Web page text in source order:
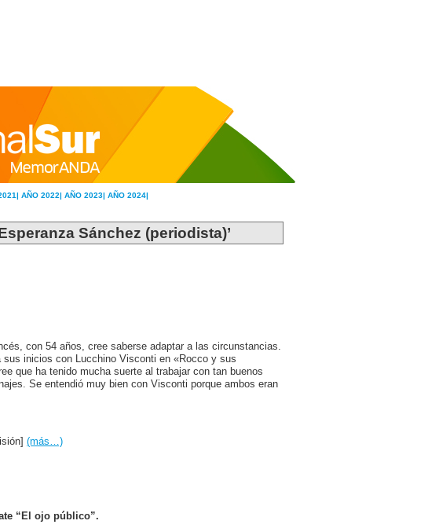
AÑO 2022| AÑO 2023| AÑO 2024|
Sánchez (periodista)’
con 54 años, cree saberse adaptar a las circunstancias.
inicios con Lucchino Visconti en «Rocco y sus
que ha tenido mucha suerte al trabajar con tan buenos
Se entendió muy bien con Visconti porque ambos eran
(más…)
“El ojo público”.